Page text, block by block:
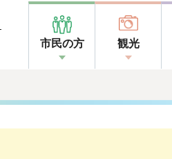
市民の方 観光